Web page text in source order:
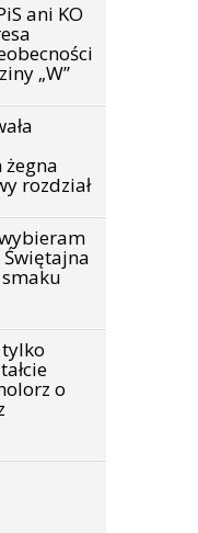
ani KO
„W”
żegna
rozdział
wybieram
o